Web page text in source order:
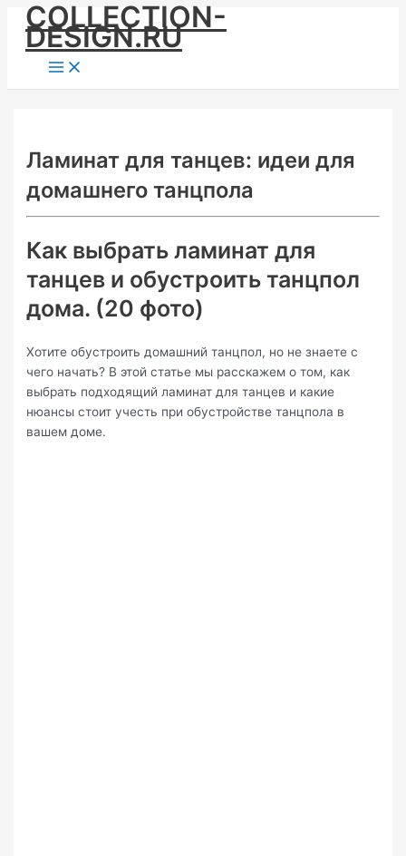
Skip
content
COLLECTION-
DESIGN.RU
Main
Menu
Ламинат для танцев: идеи для
домашнего танцпола
Как выбрать ламинат для
танцев и обустроить танцпол
дома. (20 фото)
Хотите обустроить домашний танцпол, но не знаете с
чего начать? В этой статье мы расскажем о том, как
выбрать подходящий ламинат для танцев и какие
нюансы стоит учесть при обустройстве танцпола в
вашем доме.